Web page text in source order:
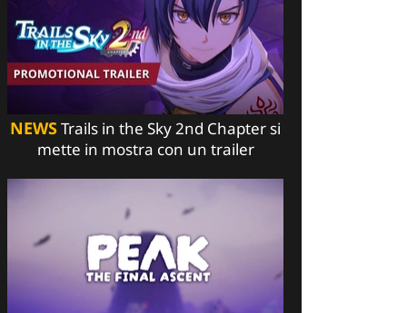
NEWSTrails in the Sky 2nd Chapter si
mette in mostra con un trailer